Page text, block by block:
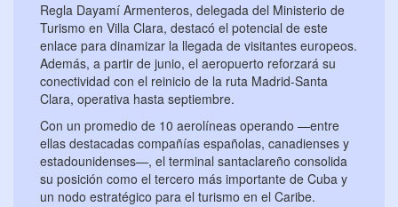
Regla Dayamí Armenteros, delegada del Ministerio de
Turismo en Villa Clara, destacó el potencial de este
enlace para dinamizar la llegada de visitantes europeos.
Además, a partir de junio, el aeropuerto reforzará su
conectividad con el reinicio de la ruta Madrid-Santa
Clara, operativa hasta septiembre.
Con un promedio de 10 aerolíneas operando —entre
ellas destacadas compañías españolas, canadienses y
estadounidenses—, el terminal santaclareño consolida
su posición como el tercero más importante de Cuba y
un nodo estratégico para el turismo en el Caribe.